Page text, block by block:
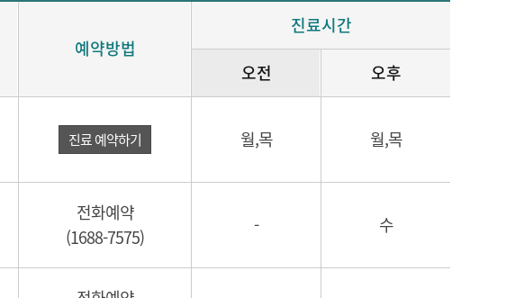
예약방법
진료시간
오전
오후
진료 예약하기 월,목 월,목
전화예약
(1688-7575)
- 수